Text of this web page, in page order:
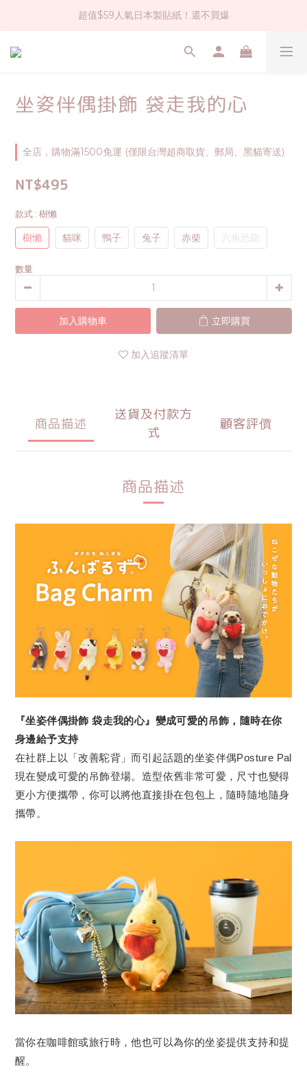
社群大人氣！各種有趣的打洞器
超值$59人氣日本製貼紙！還不買爆
全店$1500免運(台灣地區)
坐姿伴偶掛飾 袋走我的心
全店，購物滿1500免運 (僅限台灣超商取貨、郵局、黑貓寄送)
NT$495
款式 : 樹懶
樹懶 貓咪 鴨子 兔子 赤柴 六角恐龍
數量
加入購物車 立即購買
加入追蹤清單
商品描述
送貨及付款方
式
顧客評價
商品描述
『坐姿伴偶掛飾 袋走我的心』變成可愛的吊飾，隨時在你
身邊給予支持
在社群上以「改善駝背」而引起話題的坐姿伴偶Posture Pal
現在變成可愛的吊飾登場。造型依舊非常可愛，尺寸也變得
更小方便攜帶，你可以將他直接掛在包包上，隨時隨地隨身
攜帶。
當你在咖啡館或旅行時，他也可以為你的坐姿提供支持和提
醒。